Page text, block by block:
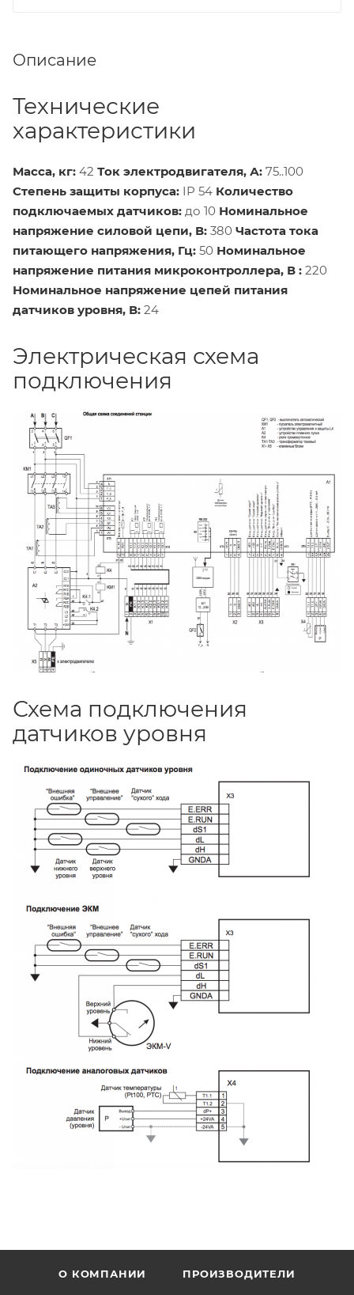
Описание
Технические
характеристики
Масса, кг: 42 Ток электродвигателя, А: 75..100
Степень защиты корпуса: IP 54 Количество
подключаемых датчиков: до 10 Номинальное
напряжение силовой цепи, В: 380 Частота тока
питающего напряжения, Гц: 50 Номинальное
напряжение питания микроконтроллера, В : 220
Номинальное напряжение цепей питания
датчиков уровня, В: 24
Электрическая схема
подключения
Схема подключения
датчиков уровня
О КОМПАНИИ ПРОИЗВОДИТЕЛИ